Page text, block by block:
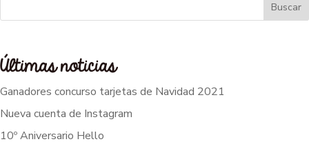
Buscar
Últimas noticias
Ganadores concurso tarjetas de Navidad 2021
Nueva cuenta de Instagram
10º Aniversario Hello